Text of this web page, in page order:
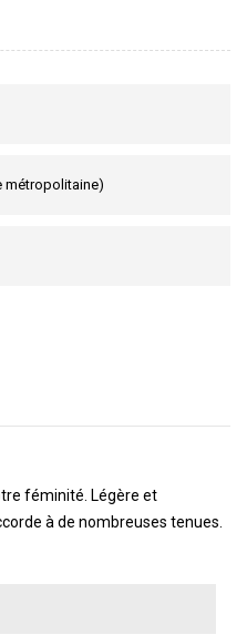
métropolitaine)
féminité. Légère et
à de nombreuses tenues.